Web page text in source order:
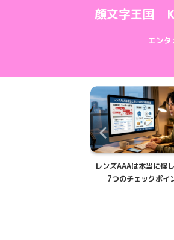
顔文字王国
エンタ
レンズAAAの評判を徹
「怪しい」と言われ